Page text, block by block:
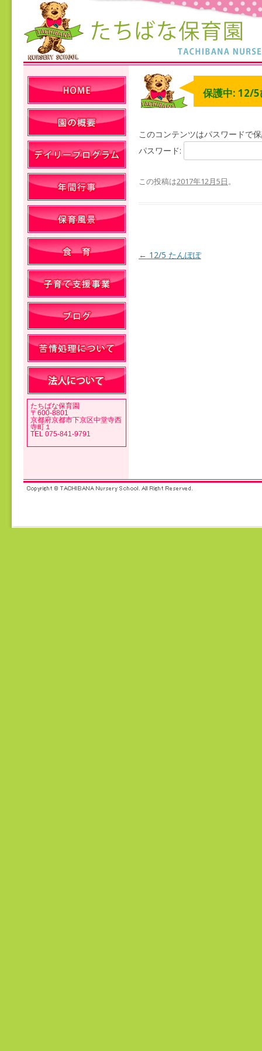
保護中: 12/5
このコンテンツはパスワードで
パスワード:
この投稿は2017年12月5日。
投稿ナビゲーション
← 12/5 たんぽぽ
たちばな保育園
〒600-8801
京都府京都市下京区中堂寺西
寺町１
TEL 075-841-9791